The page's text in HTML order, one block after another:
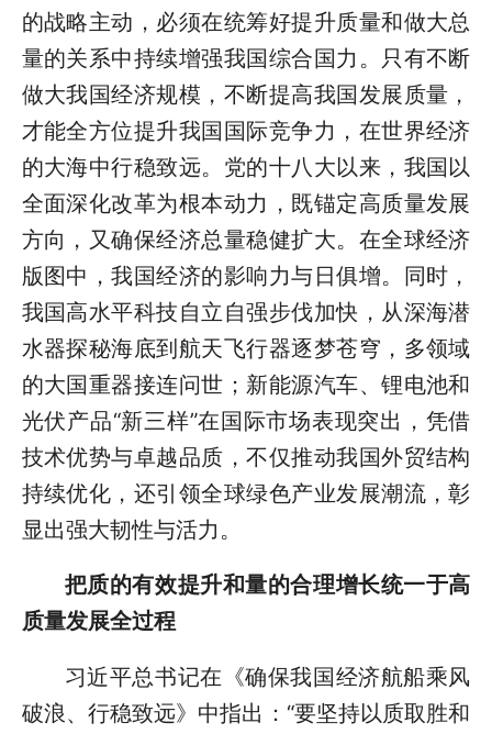
的战略主动，必须在统筹好提升质量和做大总
量的关系中持续增强我国综合国力。只有不断
做大我国经济规模，不断提高我国发展质量，
才能全方位提升我国国际竞争力，在世界经济
的大海中行稳致远。党的十八大以来，我国以
全面深化改革为根本动力，既锚定高质量发展
方向，又确保经济总量稳健扩大。在全球经济
版图中，我国经济的影响力与日俱增。同时，
我国高水平科技自立自强步伐加快，从深海潜
水器探秘海底到航天飞行器逐梦苍穹，多领域
的大国重器接连问世；新能源汽车、锂电池和
光伏产品“新三样”在国际市场表现突出，凭借
技术优势与卓越品质，不仅推动我国外贸结构
持续优化，还引领全球绿色产业发展潮流，彰
显出强大韧性与活力。
把质的有效提升和量的合理增长统一于高
质量发展全过程
习近平总书记在《确保我国经济航船乘风
破浪、行稳致远》中指出：“要坚持以质取胜和